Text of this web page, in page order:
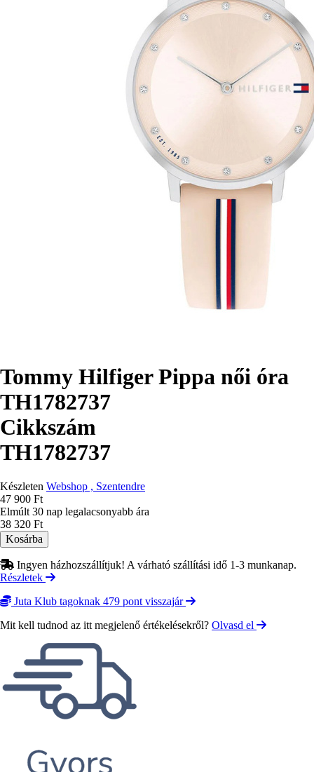
Tommy Hilfiger Pippa női óra
TH1782737
Cikkszám
TH1782737
Készleten Webshop , Szentendre
47 900 Ft
Elmúlt 30 nap legalacsonyabb ára
38 320 Ft
Ingyen házhozszállítjuk! A várható szállítási idő 1-3 munkanap.
Részletek
Juta Klub tagoknak 479 pont visszajár
Mit kell tudnod az itt megjelenő értékelésekről? Olvasd el